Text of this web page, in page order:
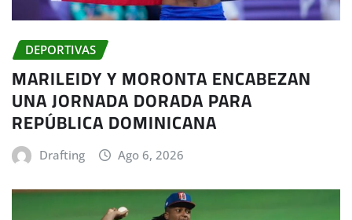
DEPORTIVAS
MARILEIDY Y MORONTA ENCABEZAN
UNA JORNADA DORADA PARA
REPÚBLICA DOMINICANA
Drafting Ago 6, 2026